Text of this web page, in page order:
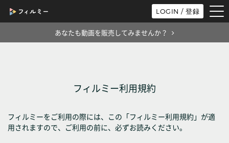
LOGIN / 登録
あなたも動画を販売してみませんか？
フィルミー利用規約
フィルミーをご利用の際には、この「フィルミー利用規約」が適
用されますので、ご利用の前に、必ずお読みください。